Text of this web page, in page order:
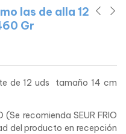
las de alla 12
Gr
de 12 uds tamaño 14 cm
(Se recomienda SEUR FRIO
del producto en recepción